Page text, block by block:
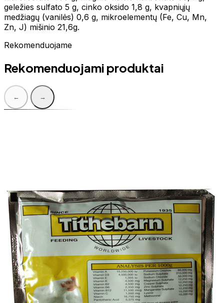
geležies sulfato 5 g, cinko oksido 1,8 g, kvapniųjų
medžiagų (vanilės) 0,6 g, mikroelementų (Fe, Cu, Mn,
Zn, J) mišinio 21,6g.
Rekomenduojame
Rekomenduojami produktai
← →